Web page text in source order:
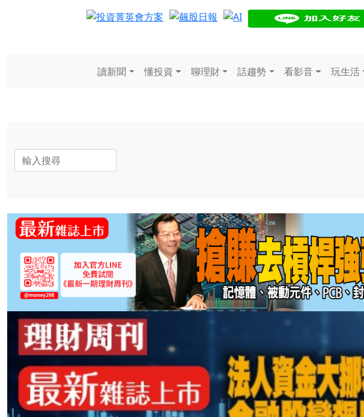
讀新聞 懂投資 聊理財 話趨勢 看影音 玩生活